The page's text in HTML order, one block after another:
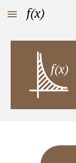
Skip to main content